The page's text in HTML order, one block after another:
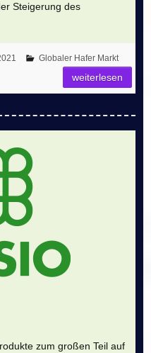
Steigerung des
Globaler Hafer Markt
weiterlesen
zum großen Teil auf